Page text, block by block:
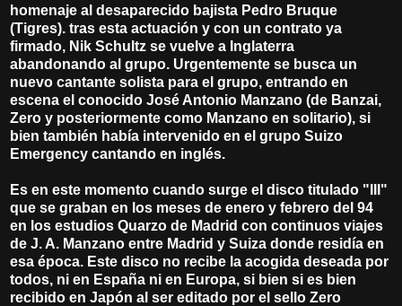
homenaje al desaparecido bajista Pedro Bruque
(Tigres). tras esta actuación y con un contrato ya
firmado, Nik Schultz se vuelve a Inglaterra
abandonando al grupo. Urgentemente se busca un
nuevo cantante solista para el grupo, entrando en
escena el conocido José Antonio Manzano (de Banzai,
Zero y posteriormente como Manzano en solitario), si
bien también había intervenido en el grupo Suizo
Emergency cantando en inglés.
Es en este momento cuando surge el disco titulado "III"
que se graban en los meses de enero y febrero del 94
en los estudios Quarzo de Madrid con continuos viajes
de J. A. Manzano entre Madrid y Suiza donde residía en
esa época. Este disco no recibe la acogida deseada por
todos, ni en España ni en Europa, si bien si es bien
recibido en Japón al ser editado por el sello Zero